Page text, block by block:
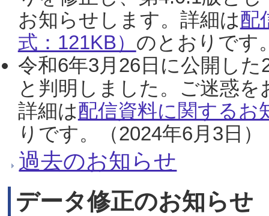
お知らせします。詳細は配
式：121KB） のとおりです
令和6年3月26日に公開し
と判明しました。ご迷惑
詳細は配信資料に関するお
りです。（2024年6月3日）
過去のお知らせ
データ修正のお知らせ